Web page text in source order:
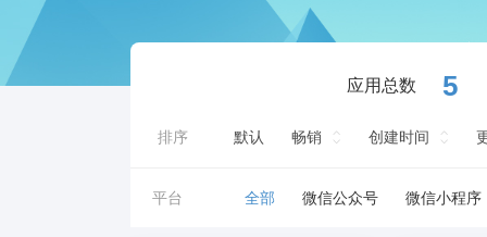
应用总数 5
排序 默认 畅销 创建时间
平台 全部 微信公众号 微信小程序